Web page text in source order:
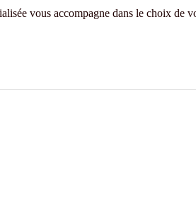
vous accompagne dans le choix de